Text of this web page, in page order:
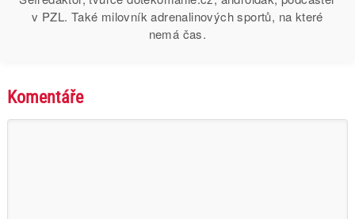
v PZL. Také milovník adrenalinových sportů, na které
nemá čas.
Komentáře